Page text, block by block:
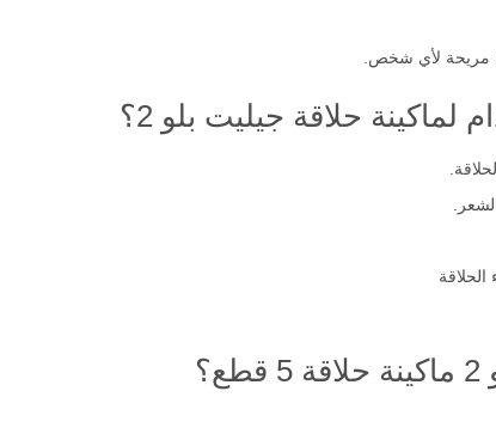
مريحة لأي شخص.
حلاقة جيليت بلو 2؟